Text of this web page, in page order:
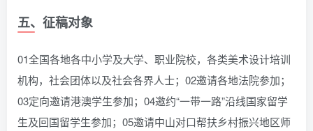
五、征稿对象
01全国各地各中小学及大学、职业院校，各类美术设计培训
机构，社会团体以及社会各界人士；02邀请各地法院参加；
03定向邀请港澳学生参加；04邀约“一带一路”沿线国家留学
生及回国留学生参加；05邀请中山对口帮扶乡村振兴地区师